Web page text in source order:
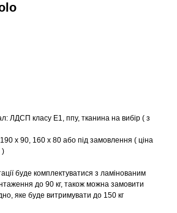
ЛДСП класу E1, ппу, тканина на вибір ( з
х 90, 160 х 80 або під замовлення ( ціна
)
буде комплектуватися з ламінованим
до 90 кг, також можна замовити
яке буде витримувати до 150 кг